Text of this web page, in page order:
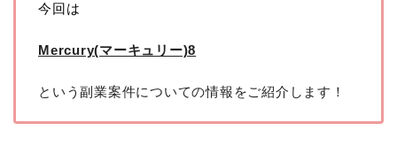
今回は
Mercury(マーキュリー)8
という副業案件についての情報をご紹介します！